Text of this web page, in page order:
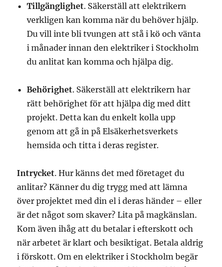
Tillgänglighet. Säkerställ att elektrikern
verkligen kan komma när du behöver hjälp.
Du vill inte bli tvungen att stå i kö och vänta
i månader innan den elektriker i Stockholm
du anlitat kan komma och hjälpa dig.
Behörighet. Säkerställ att elektrikern har
rätt behörighet för att hjälpa dig med ditt
projekt. Detta kan du enkelt kolla upp
genom att gå in på Elsäkerhetsverkets
hemsida och titta i deras register.
Intrycket. Hur känns det med företaget du
anlitar? Känner du dig trygg med att lämna
över projektet med din el i deras händer – eller
är det något som skaver? Lita på magkänslan.
Kom även ihåg att du betalar i efterskott och
när arbetet är klart och besiktigat. Betala aldrig
i förskott. Om en elektriker i Stockholm begär